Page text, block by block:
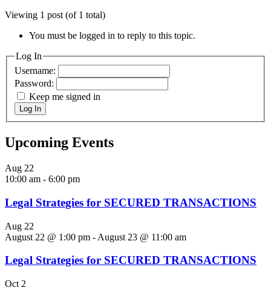
Viewing 1 post (of 1 total)
You must be logged in to reply to this topic.
Log In
Username:
Password:
Keep me signed in
Log In
Upcoming Events
Aug 22
10:00 am - 6:00 pm
Legal Strategies for SECURED TRANSACTIONS
Aug 22
August 22 @ 1:00 pm - August 23 @ 11:00 am
Legal Strategies for SECURED TRANSACTIONS
Oct 2